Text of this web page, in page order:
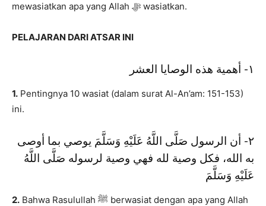
mewasiatkan apa yang Allah ﷻ wasiatkan.
PELAJARAN DARI ATSAR INI
١- أهمية هذه الوصايا العشر
1. Pentingnya 10 wasiat (dalam surat Al-An’am: 151-153)
ini.
٢- أن الرسول صَلَّى اللَّهُ عَلَيْهِ وَسَلَّمَ يوصي بما أوصى
به الله، فكل وصية لله فهي وصية لرسوله صَلَّى اللَّهُ
عَلَيْهِ وَسَلَّمَ
2. Bahwa Rasulullah ﷺ berwasiat dengan apa yang Allah